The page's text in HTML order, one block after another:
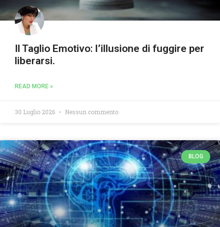
Il Taglio Emotivo: l’illusione di fuggire per
liberarsi.
READ MORE »
30 Luglio 2026 Nessun commento
BLOG